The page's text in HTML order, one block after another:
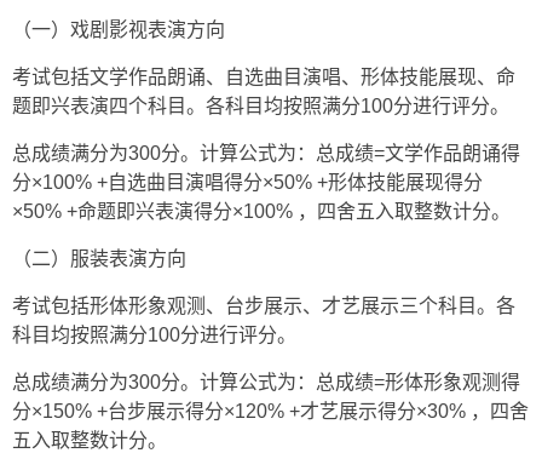
（一）戏剧影视表演方向
考试包括文学作品朗诵、自选曲目演唱、形体技能展现、命
题即兴表演四个科目。各科目均按照满分100分进行评分。
总成绩满分为300分。计算公式为：总成绩=文学作品朗诵得
分×100% +自选曲目演唱得分×50% +形体技能展现得分
×50% +命题即兴表演得分×100% ，四舍五入取整数计分。
（二）服装表演方向
考试包括形体形象观测、台步展示、才艺展示三个科目。各
科目均按照满分100分进行评分。
总成绩满分为300分。计算公式为：总成绩=形体形象观测得
分×150% +台步展示得分×120% +才艺展示得分×30% ，四舍
五入取整数计分。